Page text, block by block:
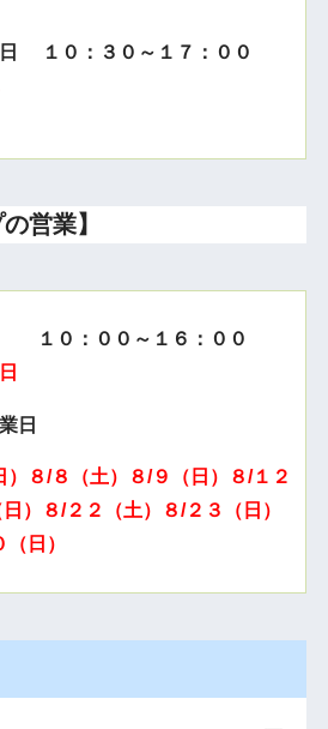
１０：３０～１７：００
営業】
１０：００～１６：００
日
）８/８（土）８/９（日）８/１２
）８/２２（土）８/２３（日）
日）